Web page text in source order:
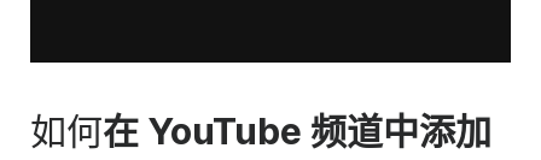
如何在 YouTube 频道中添加